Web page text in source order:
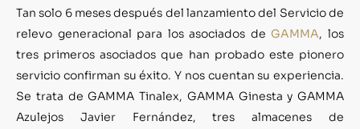
Tan solo 6 meses después del lanzamiento del Servicio de
relevo generacional para los asociados deGAMMA, los
tres primeros asociados que han probado este pionero
servicio confirman su éxito. Y nos cuentan su experiencia.
Se trata de GAMMA Tinalex, GAMMA Ginesta y GAMMA
Azulejos Javier Fernández, tres almacenes de